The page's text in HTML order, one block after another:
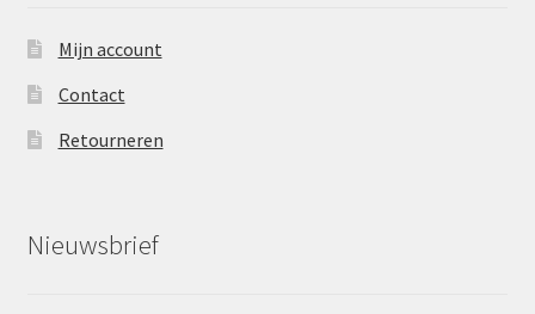
Mijn account
Contact
Retourneren
Nieuwsbrief